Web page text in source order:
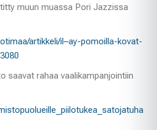
muun muassa Pori Jazzissa
artikkeli/il–ay-pomoilla-kovat-
saavat rahaa vaalikampanjointiin